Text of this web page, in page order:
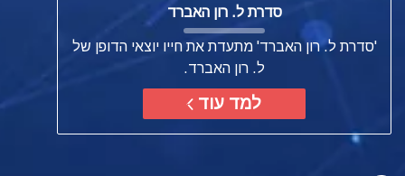
סדרת ל. רון האברד
'סדרת ל. רון האברד' מתעדת את חייו יוצאי הדופן של
ל. רון האברד.
למד עוד